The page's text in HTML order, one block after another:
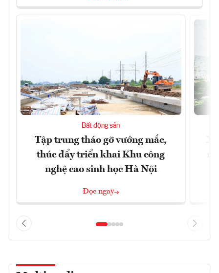
Bất động sản
Tập trung tháo gỡ vướng mắc,
thúc đẩy triển khai Khu công
nghệ cao sinh học Hà Nội
Đọc ngay